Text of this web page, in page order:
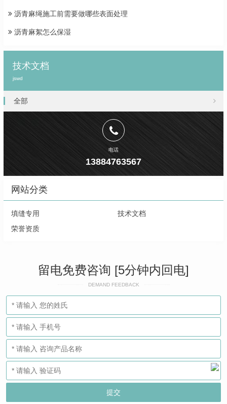
沥青麻绳施工前需要做哪些表面处理
沥青麻絮怎么保湿
技术文档
jswd
全部
电话
13884763567
网站分类
填缝专用
技术文档
荣誉资质
留电免费咨询 [5分钟内回电]
DEMAND FEEDBACK